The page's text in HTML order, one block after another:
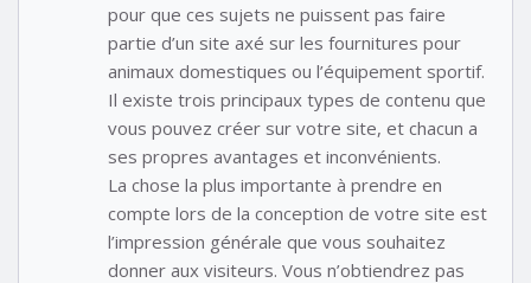
pour que ces sujets ne puissent pas faire
partie d’un site axé sur les fournitures pour
animaux domestiques ou l’équipement sportif.
Il existe trois principaux types de contenu que
vous pouvez créer sur votre site, et chacun a
ses propres avantages et inconvénients.
La chose la plus importante à prendre en
compte lors de la conception de votre site est
l’impression générale que vous souhaitez
donner aux visiteurs. Vous n’obtiendrez pas